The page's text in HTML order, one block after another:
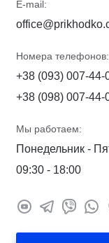
E-mail:
Номера телефонов:
+38 (093) 007-44-
+38 (098) 007-44-
Мы работаем:
Понедельник -
09:30 - 18:00